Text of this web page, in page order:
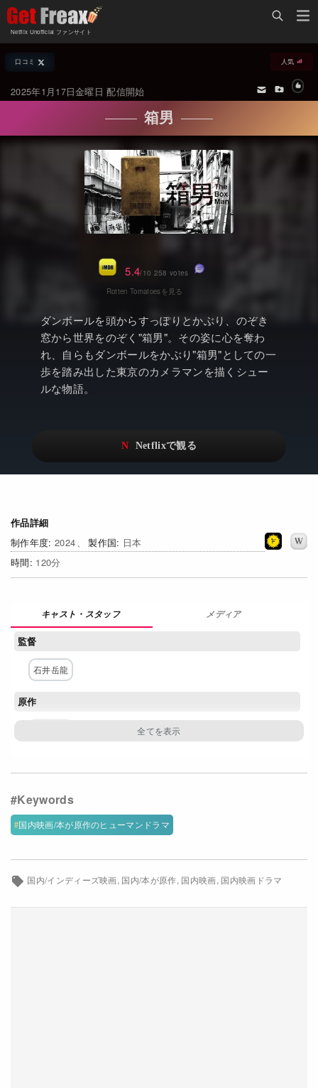
Netflix Unofficial ファンサイト
Netflix新着作品
オールジャンル
海外ドラマ・シリーズ
海外映画
国内TV番組・ドラマ
国内映画
アニメ
ドキュメンタリー
Netflixオリジナル作品
日本語吹替対応作品
その他の国のTV番組
配信終了予定の作品
海外ドラマ・ラインナップ
Netflix 人気ランキング
Netflix 全作品ラインナップ
Netflix配信作品カスタム検索
トレンド
VOD 総合作品情報
Netflix・VOD総合News
Watchlistへ
Netflix Video
Netflix 吹替版作品
Netflix 高い評価の海外作品
閉じる
口コミ 人気
2025年1月17日金曜日 配信開始
箱男
ダンボールを頭からすっぽりとかぶり、のぞき
窓から世界をのぞく"箱男"。その姿に心を奪わ
れ、自らもダンボールをかぶり"箱男"としての一
歩を踏み出した東京のカメラマンを描くシュー
ルな物語。
作品詳細
2024
日本
120
5.4/10 258 votes
メディア
監督
石井岳龍
原作
主な出演者
中村優子 川瀬陽太
配給
国内映画/本が原作のヒューマンドラマ
国内/インディーズ映画 国内/本が原作 国内映画 国内映画ドラマ